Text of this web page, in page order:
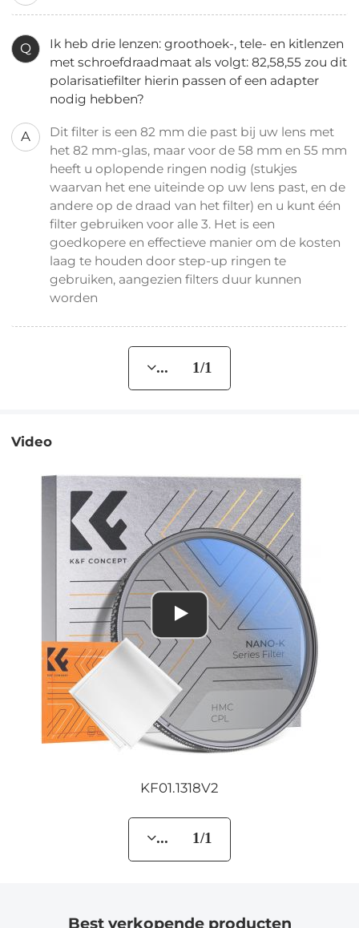
Q
Ik heb drie lenzen: groothoek-, tele- en kitlenzen
met schroefdraadmaat als volgt: 82,58,55 zou dit
polarisatiefilter hierin passen of een adapter
nodig hebben?
A
Dit filter is een 82 mm die past bij uw lens met
het 82 mm-glas, maar voor de 58 mm en 55 mm
heeft u oplopende ringen nodig (stukjes
waarvan het ene uiteinde op uw lens past, en de
andere op de draad van het filter) en u kunt één
filter gebruiken voor alle 3. Het is een
goedkopere en effectieve manier om de kosten
laag te houden door step-up ringen te
gebruiken, aangezien filters duur kunnen
worden
... 1/1
Video
KF01.1318V2
... 1/1
Best verkopende producten